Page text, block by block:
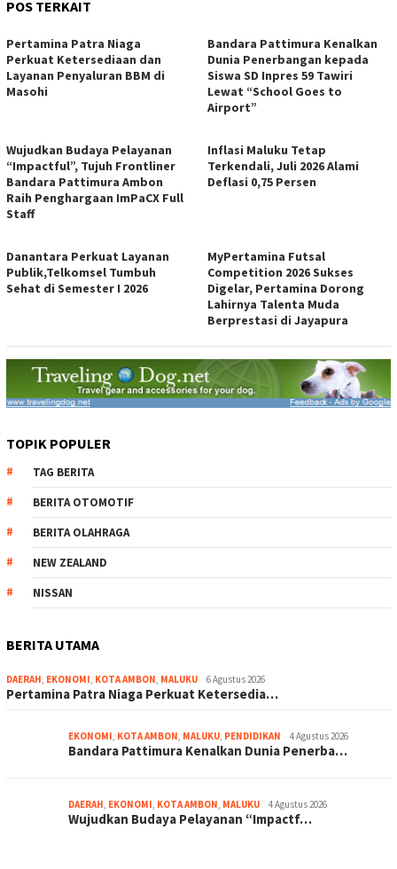
POS TERKAIT
Pertamina Patra Niaga
Perkuat Ketersediaan dan
Layanan Penyaluran BBM di
Masohi
Bandara Pattimura Kenalkan
Dunia Penerbangan kepada
Siswa SD Inpres 59 Tawiri
Lewat “School Goes to
Airport”
Wujudkan Budaya Pelayanan
“Impactful”, Tujuh Frontliner
Bandara Pattimura Ambon
Raih Penghargaan ImPaCX Full
Staff
Inflasi Maluku Tetap
Terkendali, Juli 2026 Alami
Deflasi 0,75 Persen
Danantara Perkuat Layanan
Publik,Telkomsel Tumbuh
Sehat di Semester I 2026
MyPertamina Futsal
Competition 2026 Sukses
Digelar, Pertamina Dorong
Lahirnya Talenta Muda
Berprestasi di Jayapura
TOPIK POPULER
TAG BERITA
BERITA OTOMOTIF
BERITA OLAHRAGA
NEW ZEALAND
NISSAN
BERITA UTAMA
DAERAH, EKONOMI, KOTA AMBON, MALUKU 6 Agustus 2026
Pertamina Patra Niaga Perkuat Ketersedia…
EKONOMI, KOTA AMBON, MALUKU, PENDIDIKAN 4 Agustus 2026
Bandara Pattimura Kenalkan Dunia Penerba…
DAERAH, EKONOMI, KOTA AMBON, MALUKU 4 Agustus 2026
Wujudkan Budaya Pelayanan “Impactf…